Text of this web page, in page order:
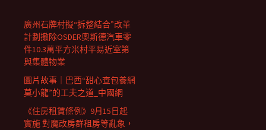
廣州石牌村擬“拆整結合”改革
計劃撤除OSDER奧斯德汽車零
件10.3萬平方米村平易近室第
與集體物業
圖片故事｜巴西“甜心查包養網
莫小龍”的工夫之道_中國網
《住房租賃條例》9月15日起
實施 對魔改房群租房等亂象，